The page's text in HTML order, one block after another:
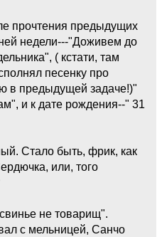
прочтения предыдущих
недели---"Доживем до
( кстати, там
песенку про
в предыдущей задаче!)"
и к дате рождения--" 31
Стало быть, фрик, как
или, того
не товарищ".
с мельницей, Санчо